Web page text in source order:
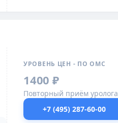
УРОВЕНЬ ЦЕН - ПО ОМС
1400 ₽
Повторный приём уролога
+7 (495) 287-60-00